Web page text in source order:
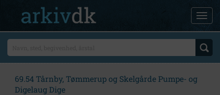
69.54 Tårnby, Tømmerup og Skelgårde Pumpe- og
Digelaug Dige